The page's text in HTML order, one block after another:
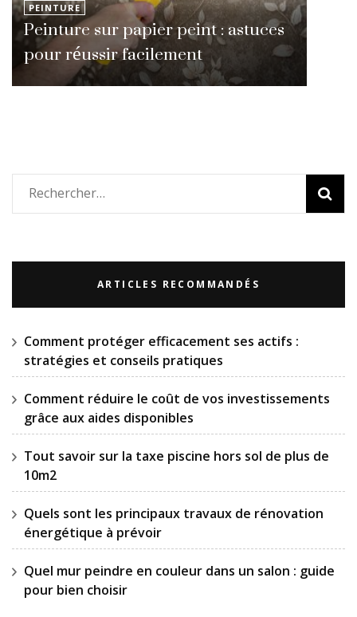
PEINTURE
Peinture sur papier peint : astuces
pour réussir facilement
Rechercher :
ARTICLES RECOMMANDÉS
Comment protéger efficacement ses actifs :
stratégies et conseils pratiques
Comment réduire le coût de vos investissements
grâce aux aides disponibles
Tout savoir sur la taxe piscine hors sol de plus de
10m2
Quels sont les principaux travaux de rénovation
énergétique à prévoir
Quel mur peindre en couleur dans un salon : guide
pour bien choisir